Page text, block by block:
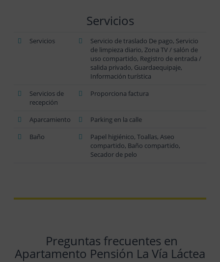
Servicios
Servicios
Servicio de traslado De pago, Servicio
de limpieza diario, Zona TV / salón de
uso compartido, Registro de entrada /
salida privado, Guardaequipaje,
Información turística
Servicios de
recepción
Proporciona factura
Aparcamiento
Parking en la calle
Baño
Papel higiénico, Toallas, Aseo
compartido, Baño compartido,
Secador de pelo
Preguntas frecuentes en
Apartamento Pensión La Vía Láctea